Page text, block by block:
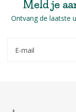
Meld je
Ontvang de laatste